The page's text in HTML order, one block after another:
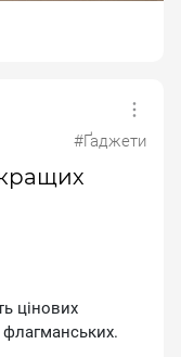
#Ґаджети
цінових
флагманських.